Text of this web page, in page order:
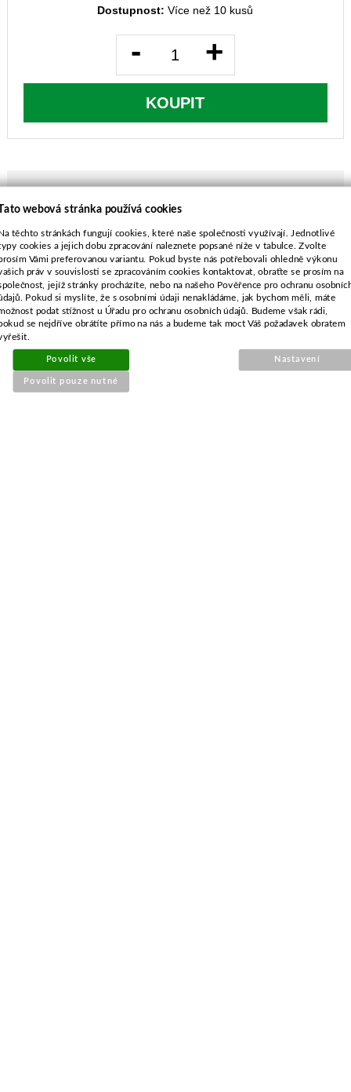
Dostupnost:Více než 10 kusů
- +
KOUPIT
BOLENS, CUBCADET, GUTBROD, MTD,
YARDMAN
sečení 76cm
MTD MASTERCUT 76, J115/76, J125/76,
J130/76, RH115
délka-760 mm
průměr středu-6-ti hvězda
rozteč-63,5 mm
webová stránka používá cookies
těchto stránkách fungují cookies, které naše společnosti využívají. Jednotlivé
cookies a jejich dobu zpracování naleznete popsané níže v tabulce. Zvolte
Vámi preferovanou variantu. Pokud byste nás potřebovali ohledně výkonu
práv v souvislosti se zpracováním cookies kontaktovat, obraťte se prosím na
jejíž stránky procházíte, nebo na našeho Pověřence pro ochranu
Pokud si myslíte, že s osobními údaji nenakládáme, jak bychom měli, máte
podat stížnost u Úřadu pro ochranu osobních údajů. Budeme však rádi,
se nejdříve obrátíte přímo na nás a budeme tak moct Váš požadavek obratem
Povolit vše
Povolit pouze nutné
Nastavení